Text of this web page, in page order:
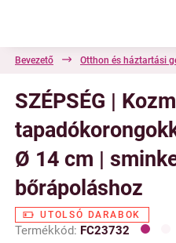
Bevezető Otthon és háztartási
SZÉPSÉG |
Ø 14 cm |
bőrápoláshoz
UTOLSÓ DARABOK
Termékkód: FC23732